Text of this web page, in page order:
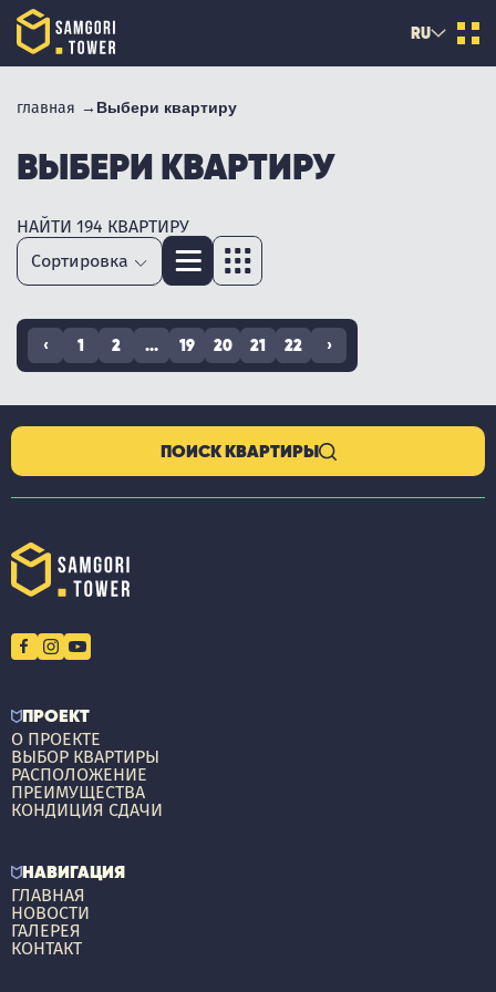
RU
главная Выбери квартиру
ВЫБЕРИ КВАРТИРУ
НАЙТИ 194 КВАРТИРУ
‹ 1 2 ... 19 20 21 22 ›
ПОИСК КВАРТИРЫ
ПРОЕКТ
О ПРОЕКТЕ
ВЫБОР КВАРТИРЫ
РАСПОЛОЖЕНИЕ
ПРЕИМУЩЕСТВА
КОНДИЦИЯ СДАЧИ
НАВИГАЦИЯ
ГЛАВНАЯ
НОВОСТИ
ГАЛЕРЕЯ
КОНТАКТ